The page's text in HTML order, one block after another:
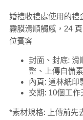
婚禮收禮處使用的禮
霧膜滑順觸感，24
位賓客
封面、封底: 滑
整、上傳自備
內頁: 道林紙印
交期: 10個工作
*素材規格: 上傳前先